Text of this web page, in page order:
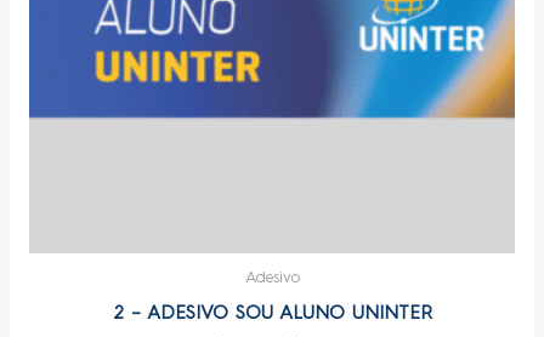
Adesivo
2 – ADESIVO SOU ALUNO UNINTER